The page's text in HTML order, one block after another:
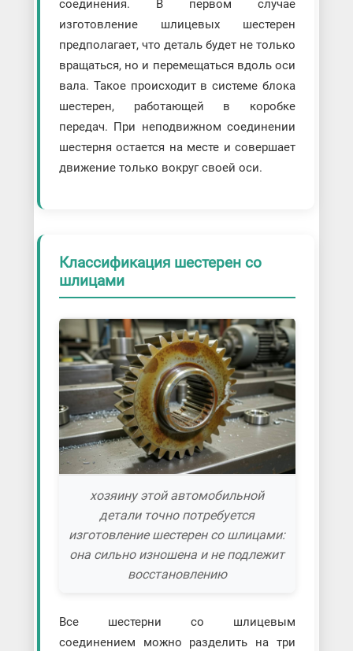
соединения. В первом случае
изготовление шлицевых шестерен
предполагает, что деталь будет не только
вращаться, но и перемещаться вдоль оси
вала. Такое происходит в системе блока
шестерен, работающей в коробке
передач. При неподвижном соединении
шестерня остается на месте и совершает
движение только вокруг своей оси.
Классификация шестерен со
шлицами
хозяину этой автомобильной
детали точно потребуется
изготовление шестерен со шлицами:
она сильно изношена и не подлежит
восстановлению
Все шестерни со шлицевым
соединением можно разделить на три